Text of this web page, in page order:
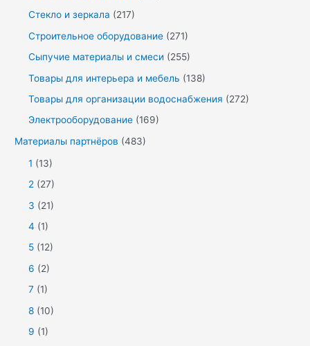
Стекло и зеркала (217)
Строительное оборудование (271)
Сыпучие материалы и смеси (255)
Товары для интерьера и мебель (138)
Товары для организации водоснабжения (272)
Электрооборудование (169)
Материалы партнёров (483)
1 (13)
2 (27)
3 (21)
4 (1)
5 (12)
6 (2)
7 (1)
8 (10)
9 (1)